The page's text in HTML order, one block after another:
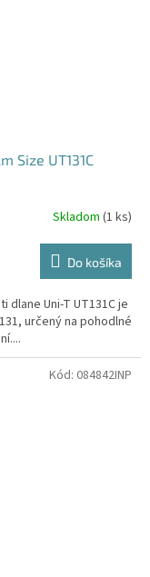
Size UT131C
Skladom (1 ks)
Do košíka
dlane Uni-T UT131C je
určený na pohodlné
Kód: 084842INP